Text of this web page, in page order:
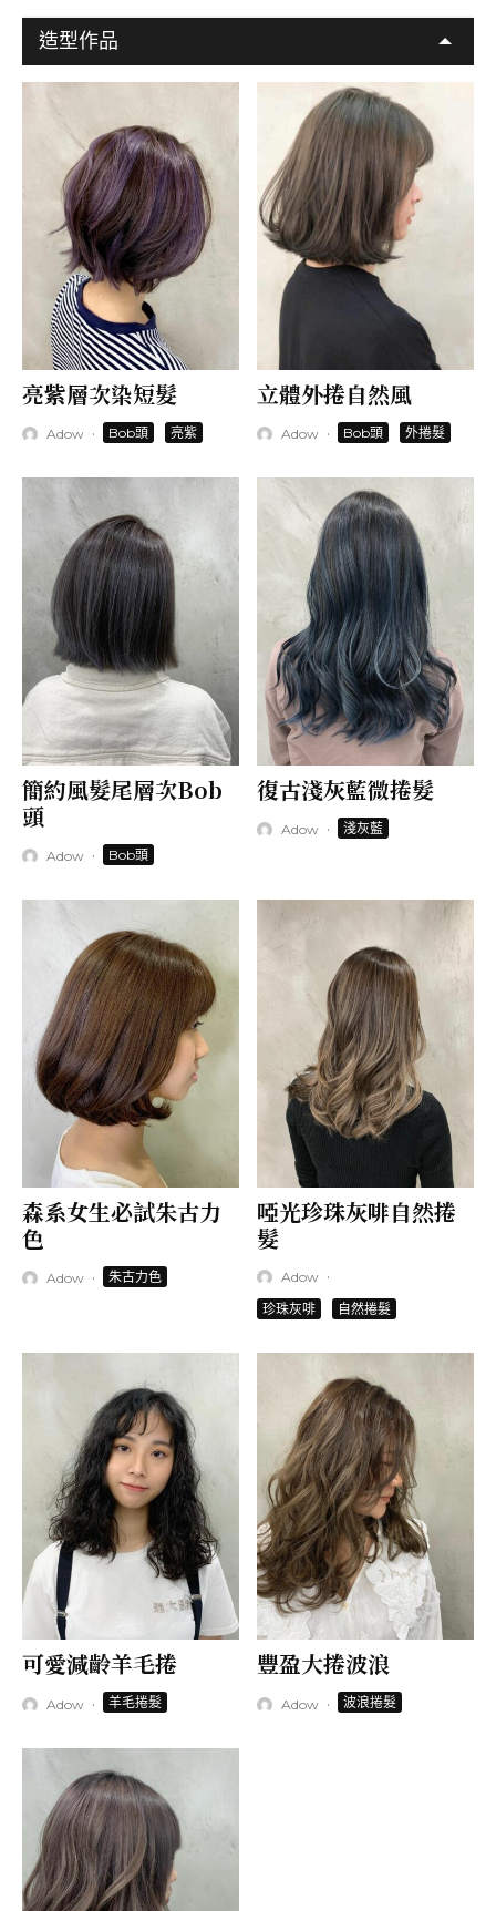
造型作品
亮紫層次染短髮
Adow · Bob頭 亮紫
立體外捲自然風
Adow · Bob頭 外捲髮
簡約風髮尾層次Bob
頭
Adow · Bob頭
復古淺灰藍微捲髮
Adow · 淺灰藍
森系女生必試朱古力
色
Adow · 朱古力色
啞光珍珠灰啡自然捲
髮
Adow ·
珍珠灰啡 自然捲髮
可愛減齡羊毛捲
Adow · 羊毛捲髮
豐盈大捲波浪
Adow · 波浪捲髮